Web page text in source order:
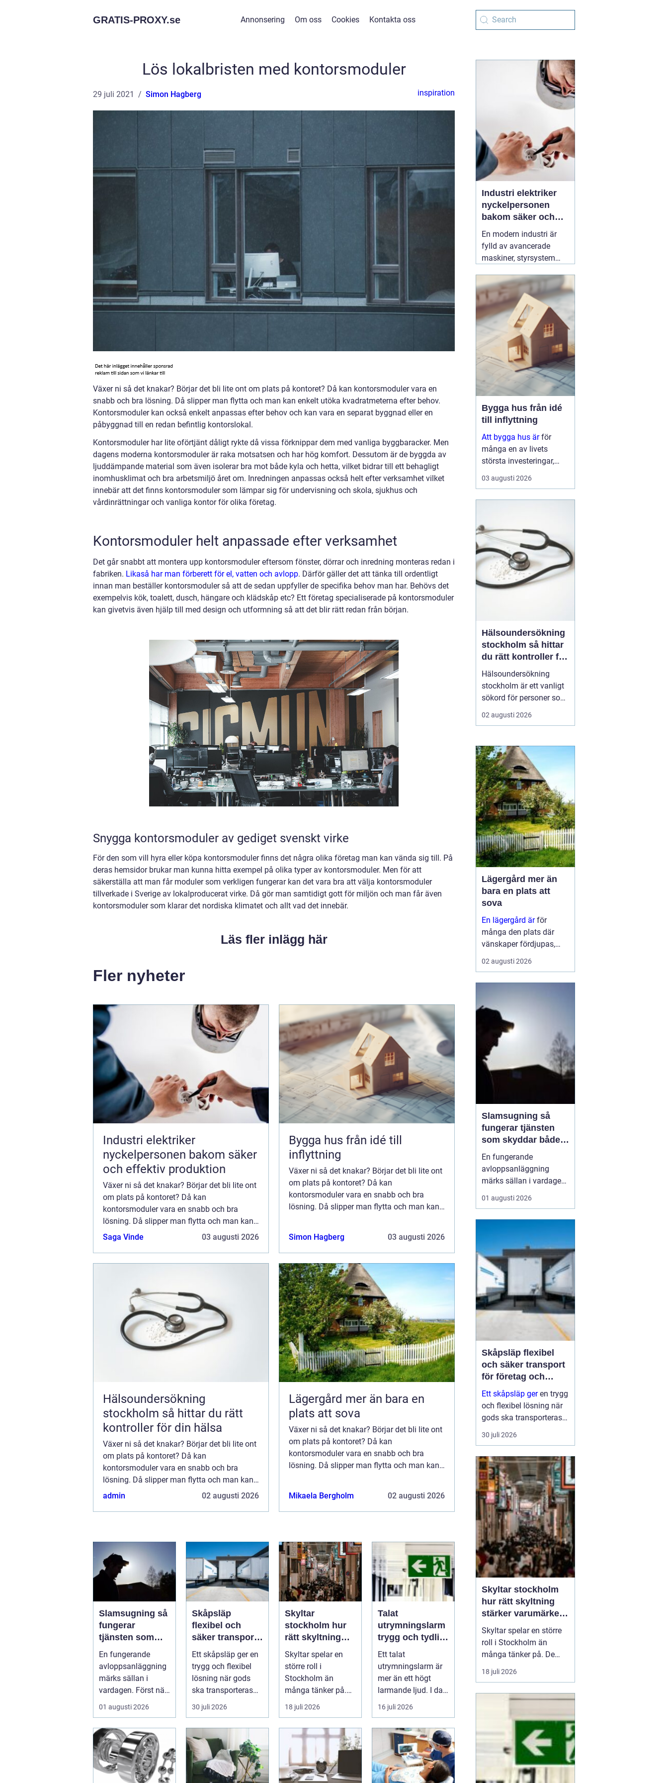
GRATIS-PROXY.se Annonsering Om oss Cookies Kontakta oss
Lös lokalbristen med kontorsmoduler
29 juli 2021 Simon Hagberg inspiration
Växer ni så det knakar? Börjar det bli lite ont om plats på kontoret? Då kan kontorsmoduler vara en
snabb och bra lösning. Då slipper man flytta och man kan enkelt utöka kvadratmeterna efter behov.
Kontorsmoduler kan också enkelt anpassas efter behov och kan vara en separat byggnad eller en
påbyggnad till en redan befintlig kontorslokal.
Kontorsmoduler har lite oförtjänt dåligt rykte då vissa förknippar dem med vanliga byggbaracker. Men
dagens moderna kontorsmoduler är raka motsatsen och har hög komfort. Dessutom är de byggda av
ljuddämpande material som även isolerar bra mot både kyla och hetta, vilket bidrar till ett behagligt
inomhusklimat och bra arbetsmiljö året om. Inredningen anpassas också helt efter verksamhet vilket
innebär att det finns kontorsmoduler som lämpar sig för undervisning och skola, sjukhus och
vårdinrättningar och vanliga kontor för olika företag.
Kontorsmoduler helt anpassade efter verksamhet
Det går snabbt att montera upp kontorsmoduler eftersom fönster, dörrar och inredning monteras redan i
fabriken. Likaså har man förberett för el, vatten och avlopp. Därför gäller det att tänka till ordentligt
innan man beställer kontorsmoduler så att de sedan uppfyller de specifika behov man har. Behövs det
exempelvis kök, toalett, dusch, hängare och klädskåp etc? Ett företag specialiserade på kontorsmoduler
kan givetvis även hjälp till med design och utformning så att det blir rätt redan från början.
Snygga kontorsmoduler av gediget svenskt virke
För den som vill hyra eller köpa kontorsmoduler finns det några olika företag man kan vända sig till. På
deras hemsidor brukar man kunna hitta exempel på olika typer av kontorsmoduler. Men för att
säkerställa att man får moduler som verkligen fungerar kan det vara bra att välja kontorsmoduler
tillverkade i Sverige av lokalproducerat virke. Då gör man samtidigt gott för miljön och man får även
kontorsmoduler som klarar det nordiska klimatet och allt vad det innebär.
Läs fler inlägg här
Fler nyheter
Industri elektriker
nyckelpersonen bakom säker
och effektiv produktion
Växer ni så det knakar? Börjar det bli lite ont
om plats på kontoret? Då kan
kontorsmoduler vara en snabb och bra
lösning. Då slipper man flytta och man kan
enkelt utöka kvadratmeterna efter behov.
Saga Vinde 03 augusti 2026
Bygga hus från idé till
inflyttning
Växer ni så det knakar? Börjar det bli lite ont
om plats på kontoret? Då kan
kontorsmoduler vara en snabb och bra
lösning. Då slipper man flytta och man kan
Simon Hagberg 03 augusti 2026
Hälsoundersökning
stockholm så hittar du rätt
kontroller för din hälsa
Växer ni så det knakar? Börjar det bli lite ont
om plats på kontoret? Då kan
kontorsmoduler vara en snabb och bra
lösning. Då slipper man flytta och man kan
enkelt utöka kvadratmeterna efter behov.
admin 02 augusti 2026
Lägergård mer än bara en
plats att sova
Växer ni så det knakar? Börjar det bli lite ont
om plats på kontoret? Då kan
kontorsmoduler vara en snabb och bra
lösning. Då slipper man flytta och man kan
Mikaela Bergholm 02 augusti 2026
Slamsugning så
fungerar
tjänsten som
skyddar både
hus och miljö
En fungerande
avloppsanläggning
märks sällan i
vardagen. Först när
brunnar svämmar
01 augusti 2026
Skåpsläp
flexibel och
säker transport
för företag och
privatpersoner
Ett skåpsläp ger en
trygg och flexibel
lösning när gods
ska transporteras
skyddat mot väder,
30 juli 2026
Skyltar
stockholm hur
rätt skyltning
stärker
varumärket i
stadsmiljön
Skyltar spelar en
större roll i
Stockholm än
många tänker på.
De guidar, lockar,
skap...
18 juli 2026
Talat
utrymningslarm
trygg och tydlig
vägledning vid
kris
Ett talat
utrymningslarm är
mer än ett högt
larmande ljud. I dag
spelar tydliga
en a...
16 juli 2026
Industri elektriker
nyckelpersonen
bakom säker och
effektiv produktion
En modern industri är
fylld av avancerade
maskiner, styrsystem
elnätet. För att allt ska
fungera tryggt, effektivt
och utan oväntade stopp
behövs en specialist
som förstår både
elteknik och
produktionens krav. Här
03 augusti 2026
Bygga hus från idé
till inflyttning
Att bygga hus ärför
många en av livets
största investeringar,
både känslomässigt och
ekonomiskt. Drömmen
skiss till inflyttn...
03 augusti 2026
Hälsoundersökning
stockholm så hittar
du rätt kontroller för
din hälsa
Hälsoundersökning
stockholm är ett vanligt
sökord för personer som
vill få en tydlig bild av
sitt hälsoläge, upptäcka
medicinsk vägledning.
Många har en aktiv
vardag, ett krävande
jobb och begränsat med
tid, men vill ändå h...
02 augusti 2026
Lägergård mer än
bara en plats att
sova
En lägergård ärför
många den plats där
vänskaper fördjupas,
grupper formas och
viktiga samtal får tid och
konfirmationsläger,
föreningshelg, skolresa
eller konferens med
övernattning, ...
02 augusti 2026
Slamsugning så
fungerar tjänsten
som skyddar både
hus och miljö
En fungerande
avloppsanläggning
märks sällan i vardagen.
Först när brunnar
svämmar över, avlopp
problemen tydliga. En av
de viktigaste åtgärderna
för att undvika sådana
situationer är
slamsugning en t...
01 augusti 2026
Skåpsläp flexibel
och säker transport
för företag och
privatpersoner
Ett skåpsläp geren trygg
och flexibel lösning när
gods ska transporteras
skyddat mot väder, insyn
och stöld. Tack vare de
låsbara konstruktionen
fungerar det som ett
rulland...
30 juli 2026
Skyltar stockholm
hur rätt skyltning
stärker varumärket i
stadsmiljön
Skyltar spelar en större
roll i Stockholm än
många tänker på. De
guidar, lockar, inspirerar
och skapar trygghet. I en
om uppmärksamheten
arbeta smart. För företag
handlar det om att synas
på rätt sätt, ...
18 juli 2026